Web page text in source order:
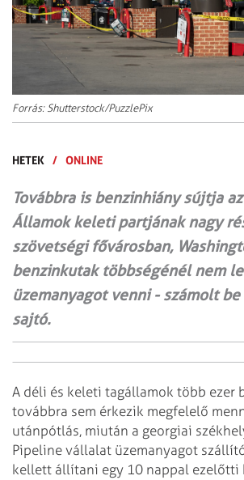
Forrás: Shutterstock/PuzzlePix
HETEK / ONLINE
Továbbra is benzinhiány sújtja
Államok keleti partjának nagy
szövetségi fővárosban,
benzinkutak többségénél nem
üzemanyagot venni - számolt be
sajtó.
A déli és keleti tagállamok több ezer
továbbra sem érkezik megfelelő
utánpótlás, miután a georgiai
Pipeline vállalat üzemanyagot
kellett állítani egy 10 nappal ezelőtti